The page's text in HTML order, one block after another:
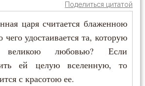
Поделиться цитатой
царя считается блаженною
удостаивается та, которую
любовью? Если
ей целую вселенную, то
с красотою ее.